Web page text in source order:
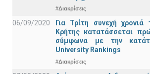
#Διακρίσεις
06/09/2020
Για Τρίτη συνεχή χρονιά
Κρήτης κατατάσσεται
σύμφωνα με την
University Rankings
#Διακρίσεις